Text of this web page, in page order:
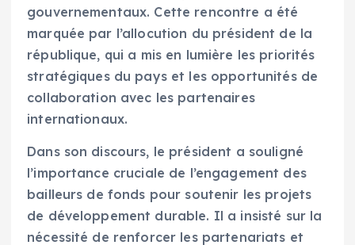
gouvernementaux. Cette rencontre a été
marquée par l’allocution du président de la
république, qui a mis en lumière les priorités
stratégiques du pays et les opportunités de
collaboration avec les partenaires
internationaux.
Dans son discours, le président a souligné
l’importance cruciale de l’engagement des
bailleurs de fonds pour soutenir les projets
de développement durable. Il a insisté sur la
nécessité de renforcer les partenariats et